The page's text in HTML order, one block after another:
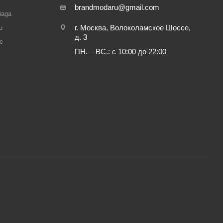
brandmodaru@gmail.com
г. Москва, Волоколамское Шоссе,
д. 3
ПН. – ВС.: с 10:00 до 22:00